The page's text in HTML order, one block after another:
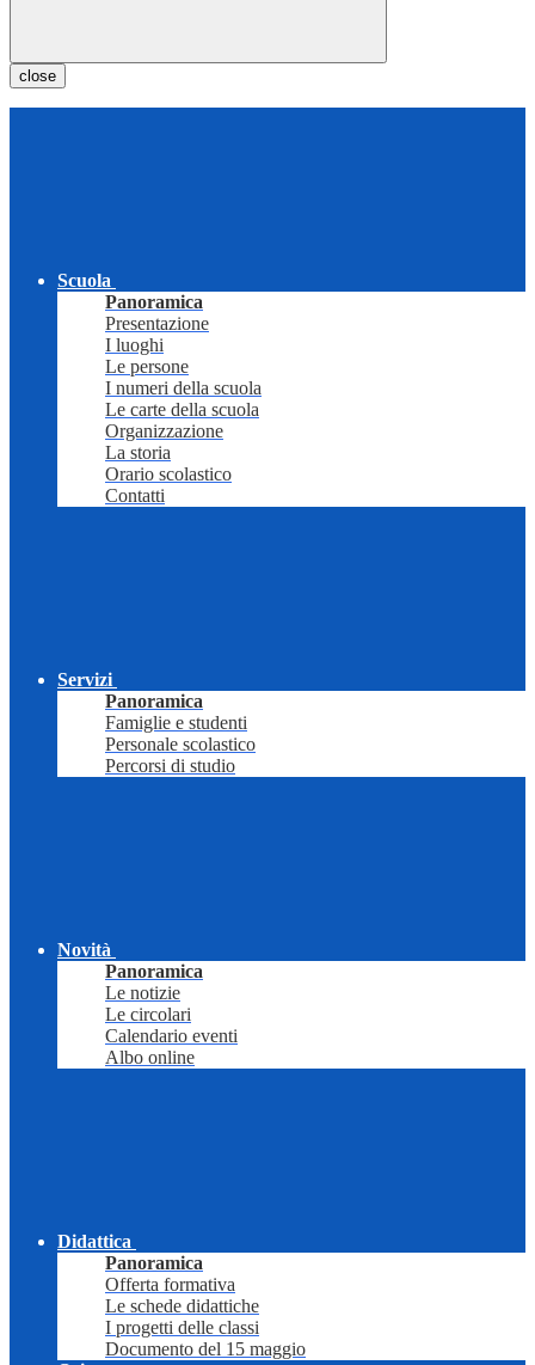
close
Scuola
Panoramica
Presentazione
I luoghi
Le persone
I numeri della scuola
Le carte della scuola
Organizzazione
La storia
Orario scolastico
Contatti
Servizi
Panoramica
Famiglie e studenti
Personale scolastico
Percorsi di studio
Novità
Panoramica
Le notizie
Le circolari
Calendario eventi
Albo online
Didattica
Panoramica
Offerta formativa
Le schede didattiche
I progetti delle classi
Documento del 15 maggio